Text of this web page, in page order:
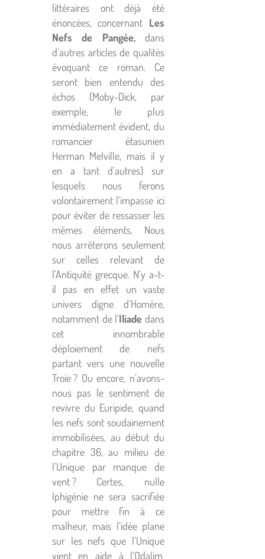
littéraires ont déjà été
énoncées, concernant Les
Nefs de Pangée,dans
d’autres articles de qualités
évoquant ce roman. Ce
seront bien entendu des
échos (Moby-Dick, par
exemple, le plus
immédiatement évident, du
romancier étasunien
Herman Melville, mais il y
en a tant d’autres) sur
lesquels nous ferons
volontairement l’impasse ici
pour éviter de ressasser les
mêmes éléments. Nous
nous arrêterons seulement
sur celles relevant de
l’Antiquité grecque. N’y a-t-
il pas en effet un vaste
univers digne d’Homère,
notamment de l’Iliade dans
cet innombrable
déploiement de nefs
partant vers une nouvelle
Troie ? Ou encore, n’avons-
nous pas le sentiment de
revivre du Euripide, quand
les nefs sont soudainement
immobilisées, au début du
chapitre 36, au milieu de
l’Unique par manque de
vent ? Certes, nulle
Iphigénie ne sera sacrifiée
pour mettre fin à ce
malheur, mais l’idée plane
sur les nefs que l’Unique
vient en aide à l’Odalim.